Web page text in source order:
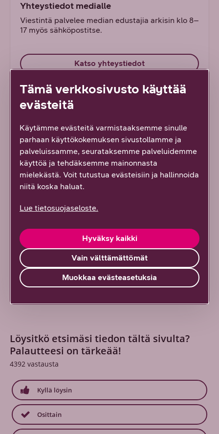
Yhteystiedot medialle
Viestintä palvelee median edustajia arkisin klo 8–
17 myös sähköpostitse.
Katso yhteystiedot
DNA:n blogeista & artikkeleista löydät
Lue lisää
Löysitkö etsimäsi tiedon tältä sivulta?
Palautteesi on tärkeää!
4392 vastausta
Kyllä löysin
Osittain
Tämä verkkosivusto käyttää
evästeitä
Käytämme evästeitä varmistaaksemme sinulle
parhaan käyttökokemuksen sivustollamme ja
palveluissamme, seurataksemme palveluidemme
käyttöä ja tehdäksemme mainonnasta
mielekästä. Voit tutustua evästeisiin ja hallinnoida
niitä koska haluat.
Lue tietosuojaseloste.
Vain välttämättömät
Hyväksy kaikki
Muokkaa evästeasetuksia